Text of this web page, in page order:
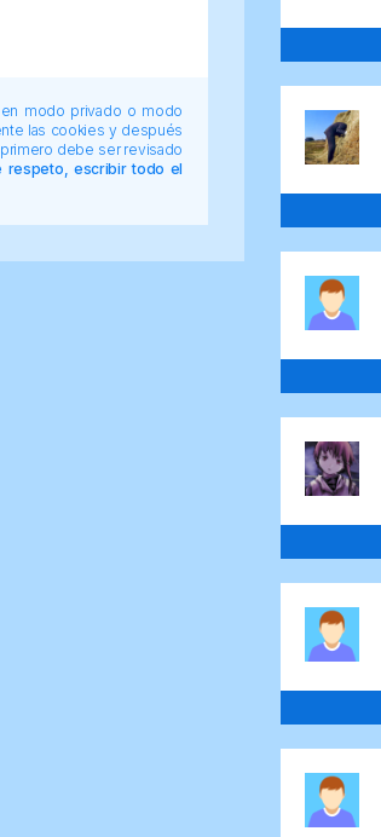
en modo privado o modo
las cookies y después
debe ser revisado
respeto, escribir todo el